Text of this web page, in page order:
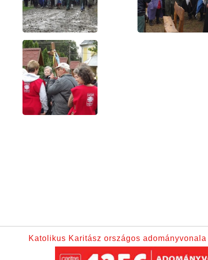
Katolikus Karitász országos